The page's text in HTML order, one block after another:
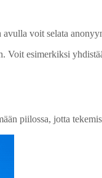
voit selata
esimerkiksi
piilossa, jotta